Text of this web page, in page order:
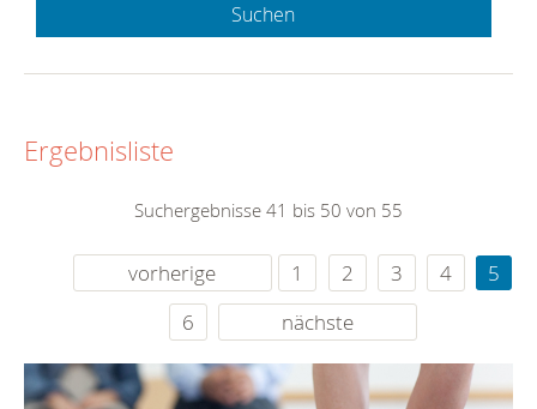
Suchen
Ergebnisliste
Suchergebnisse 41 bis 50 von 55
vorherige 1 2 3 4
5
6
nächste